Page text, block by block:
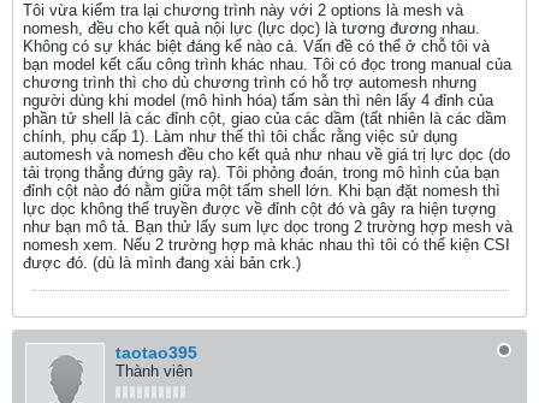
Tôi vừa kiểm tra lại chương trình này với 2 options là mesh và
nomesh, đều cho kết quả nội lực (lực dọc) là tương đương nhau.
Không có sự khác biệt đáng kể nào cả. Vấn đề có thể ở chỗ tôi và
bạn model kết cấu công trình khác nhau. Tôi có đọc trong manual của
chương trình thì cho dù chương trình có hỗ trợ automesh nhưng
người dùng khi model (mô hình hóa) tấm sàn thì nên lấy 4 đỉnh của
phần tử shell là các đỉnh cột, giao của các dầm (tất nhiên là các dầm
chính, phụ cấp 1). Làm như thế thì tôi chắc rằng việc sử dụng
automesh và nomesh đều cho kết quả như nhau về giá trị lực dọc (do
tải trọng thẳng đứng gây ra). Tôi phỏng đoán, trong mô hình của bạn
đỉnh cột nào đó nằm giữa một tấm shell lớn. Khi bạn đặt nomesh thì
lực dọc không thể truyền được về đỉnh cột đó và gây ra hiện tượng
như bạn mô tả. Bạn thử lấy sum lực dọc trong 2 trường hợp mesh và
nomesh xem. Nếu 2 trường hợp mà khác nhau thì tôi có thể kiện CSI
được đó. (dù là mình đang xài bản crk.)
taotao395
Thành viên